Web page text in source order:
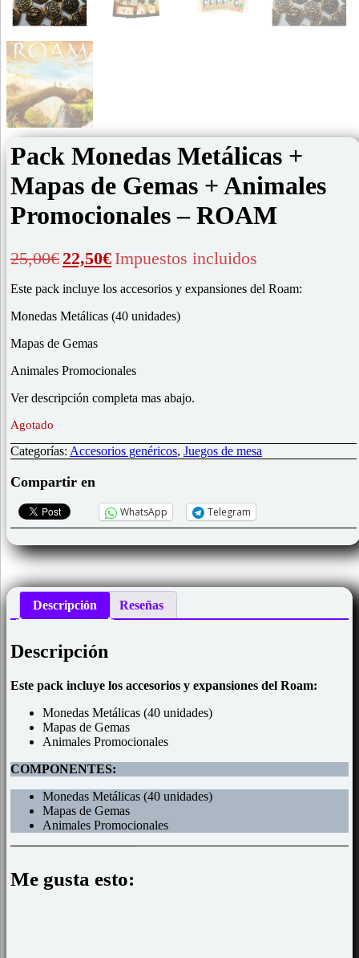
Pack Monedas Metálicas +
Mapas de Gemas + Animales
Promocionales – ROAM
25,00€ El
precio
original
era:
25,00€.
22,50€El
precio
es:
22,50€.
Impuestos incluidos
Este pack incluye los accesorios y expansiones del Roam:
Monedas Metálicas (40 unidades)
Mapas de Gemas
Animales Promocionales
Ver descripción completa mas abajo.
Agotado
Categorías: Accesorios genéricos, Juegos de mesa
Compartir en
WhatsApp Telegram
Descripción Reseñas
Descripción
Este pack incluye los accesorios y expansiones del Roam:
Monedas Metálicas (40 unidades)
Mapas de Gemas
Animales Promocionales
COMPONENTES:
Monedas Metálicas (40 unidades)
Mapas de Gemas
Animales Promocionales
Me gusta esto: